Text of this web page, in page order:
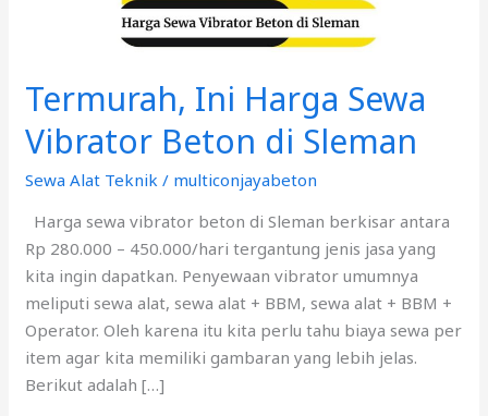
Termurah, Ini Harga Sewa
Vibrator Beton di Sleman
Sewa Alat Teknik / multiconjayabeton
Harga sewa vibrator beton di Sleman berkisar antara
Rp 280.000 – 450.000/hari tergantung jenis jasa yang
kita ingin dapatkan. Penyewaan vibrator umumnya
meliputi sewa alat, sewa alat + BBM, sewa alat + BBM +
Operator. Oleh karena itu kita perlu tahu biaya sewa per
item agar kita memiliki gambaran yang lebih jelas.
Berikut adalah […]